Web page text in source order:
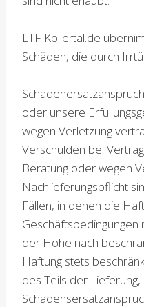
LTF-Köllertal.de
Schäden, die durch
oder unsere
wegen Verletzung
Verschulden bei
Beratung oder wegen
Nachlieferungspflicht
Fällen, in denen die
Geschäftsbedingungen
der Höhe nach
Haftung stets
des Teils der